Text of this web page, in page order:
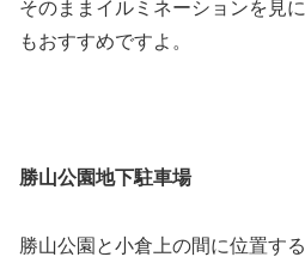
そのままイルミネーションを見
もおすすめですよ。
勝山公園地下駐車場
勝山公園と小倉上の間に位置す